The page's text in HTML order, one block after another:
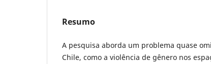
Resumo
A pesquisa aborda um problema quase
Chile, como a violência de gênero nos